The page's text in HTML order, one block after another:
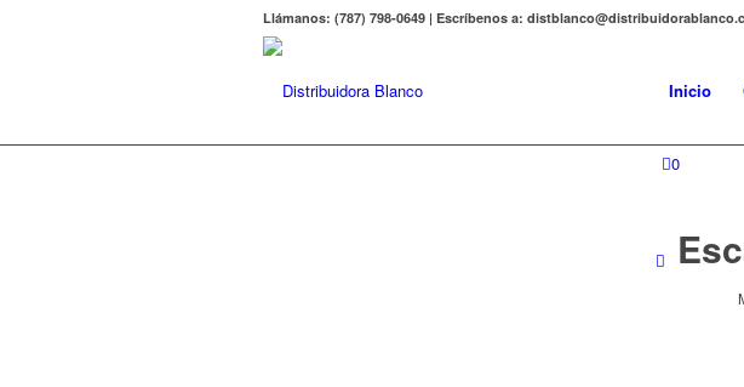
Llámanos: (787) 798-0649 | Escríbenos a:
Inicio
0